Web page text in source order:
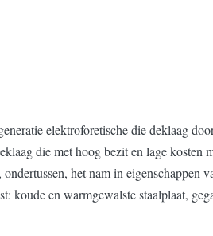
elektroforetische die deklaag
die met hoog bezit en lage
het nam in eigenschappen
en warmgewalste staalplaat,